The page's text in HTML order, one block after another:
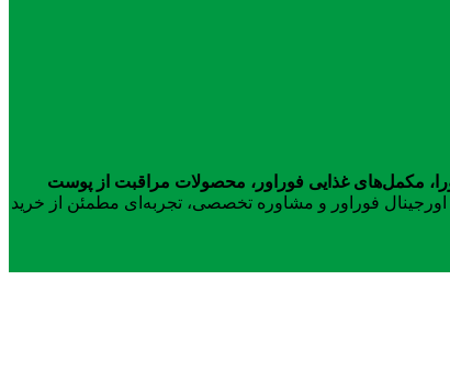
مکمل‌های غذایی فوراور، محصولات مراقبت از پوست
اورجینال فوراور و مشاوره تخصصی، تجربه‌ای مطمئن از خرید